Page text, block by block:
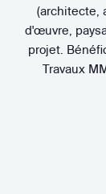
(architecte,
d'œuvre,
projet.
Travaux